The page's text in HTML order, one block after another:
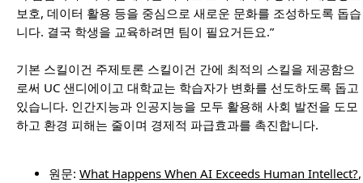
보호, 데이터 활용 등을 중심으로 새로운 문화를 조성하도록 돕습
니다. 결국 학생을 교육하려면 팀이 필요거든요.”
기본 스킬이건 주제토론 스킬이건 간에 최적의 스킬을 제공함으
로써 UC 샌디에이고 대학교는 학습자가 변화를 선도하도록 돕고
있습니다. 인간지능과 인공지능을 모두 활용해 사회 발전을 도모
하고 환경 피해는 줄이며 경제적 파급효과를 촉진합니다.
원문: What Happens When AI Exceeds Human Intellect?,